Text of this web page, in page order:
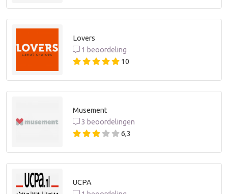
Lovers
1 beoordeling
10
Musement
3 beoordelingen
6,3
UCPA